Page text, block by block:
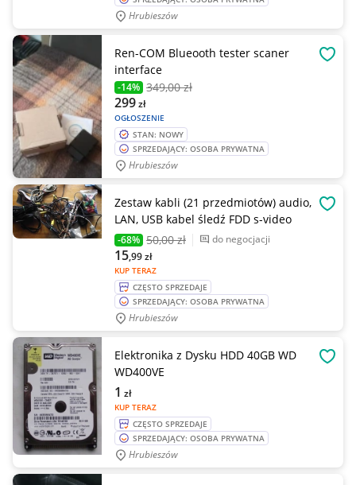
Hrubieszów
Ren-COM Blueooth tester scaner
interface
-14% 349,00 zł
OGŁOSZENIE
299zł
STAN: NOWY
SPRZEDAJĄCY: OSOBA PRYWATNA
Hrubieszów
Zestaw kabli (21 przedmiotów) audio,
LAN, USB kabel śledź FDD s-video
-68% 50,00 zł do negocjacji
KUP TERAZ
15,99zł
CZĘSTO SPRZEDAJE
SPRZEDAJĄCY: OSOBA PRYWATNA
Hrubieszów
Elektronika z Dysku HDD 40GB WD
WD400VE
KUP TERAZ
1 zł
CZĘSTO SPRZEDAJE
SPRZEDAJĄCY: OSOBA PRYWATNA
Hrubieszów